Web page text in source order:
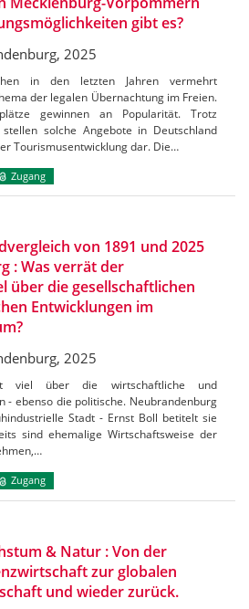
gibt es?
2025
in den letzten Jahren vermehrt
der legalen Übernachtung im Freien.
gewinnen an Popularität. Trotz
solche Angebote in Deutschland
Tourismusentwicklung dar. Die…
Zugang
von 1891 und 2025
: Was verrät der
über die gesellschaftlichen
Entwicklungen im
2025
viel über die wirtschaftliche und
- ebenso die politische. Neubrandenburg
Stadt - Ernst Boll betitelt sie
sind ehemalige Wirtschaftsweise der
Zugang
& Natur : Von der
zur globalen
und wieder zurück.